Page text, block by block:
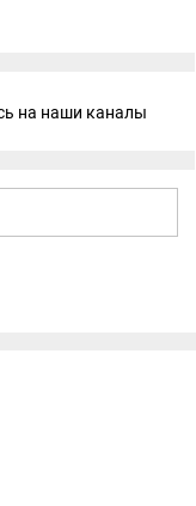
на наши каналы